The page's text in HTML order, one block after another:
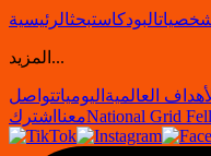
البودكاستبحثالرئيسية
المزيد...
العالمية اليومياتتواصل
معنا اشترك National Grid